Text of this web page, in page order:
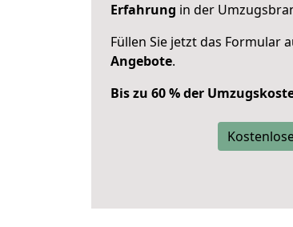
Erfahrung in der
Füllen Sie jetzt das Formular
Angebote.
Bis zu 60 % der